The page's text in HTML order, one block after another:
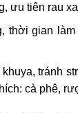
ưu tiên rau
thời gian
tránh
cà phê,